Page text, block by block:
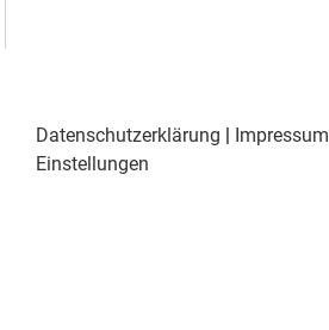
Datenschutzerklärung | Impressum
Einstellungen